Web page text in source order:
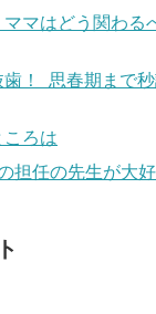
マはどう関わる
！ 思春期まで
ころは
担任の先生が大好